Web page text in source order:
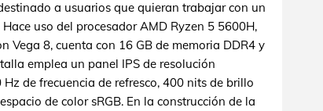
a usuarios que quieran trabajar con un
uso del procesador AMD Ryzen 5 5600H,
Vega 8, cuenta con 16 GB de memoria DDR4 y
emplea un panel IPS de resolución
de frecuencia de refresco, 400 nits de brillo
de color sRGB. En la construcción de la